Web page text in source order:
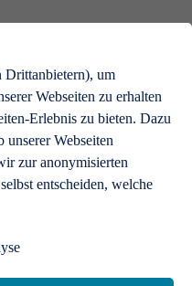
Drittanbietern), um
Webseiten zu erhalten
Erlebnis zu bieten. Dazu
Webseiten
zur anonymisierten
entscheiden, welche
Bühne